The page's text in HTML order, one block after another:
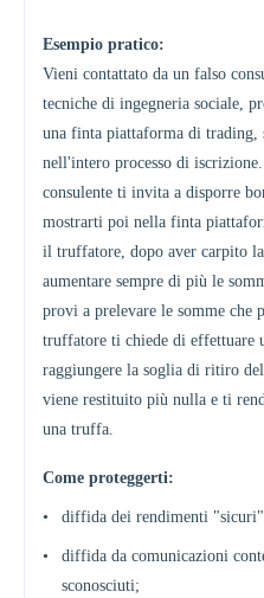
Esempio pratico:
Vieni contattato da un falso
tecniche di ingegneria sociale,
una finta piattaforma di trading,
nell'intero processo di
consulente ti invita a disporre
mostrarti poi nella finta
il truffatore, dopo aver carpito
aumentare sempre di più le
provi a prelevare le somme che
truffatore ti chiede di effettuare
raggiungere la soglia di ritiro
viene restituito più nulla e ti
una truffa.
Come proteggerti:
• diffida dei rendimenti
•
diffida da comunicazioni
sconosciuti;